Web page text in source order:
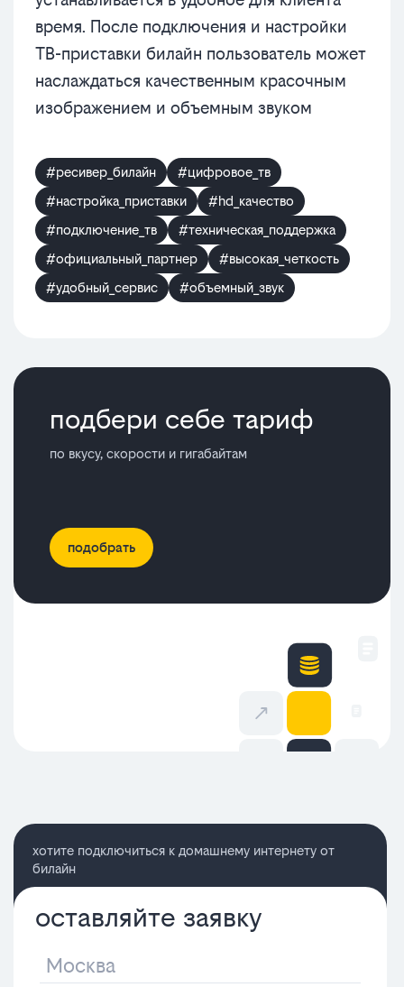
время. После подключения и настройки
ТВ-приставки билайн пользователь может
наслаждаться качественным красочным
изображением и объемным звуком
#ресивер_билайн
#цифровое_тв
#настройка_приставки
#hd_качество
#подключение_тв
#техническая_поддержка
#официальный_партнер
#высокая_четкость
#удобный_сервис
#объемный_звук
подбери себе тариф
по вкусу, скорости и гигабайтам
подобрать
хотите подключиться к домашнему интернету от
билайн
оставляйте заявку